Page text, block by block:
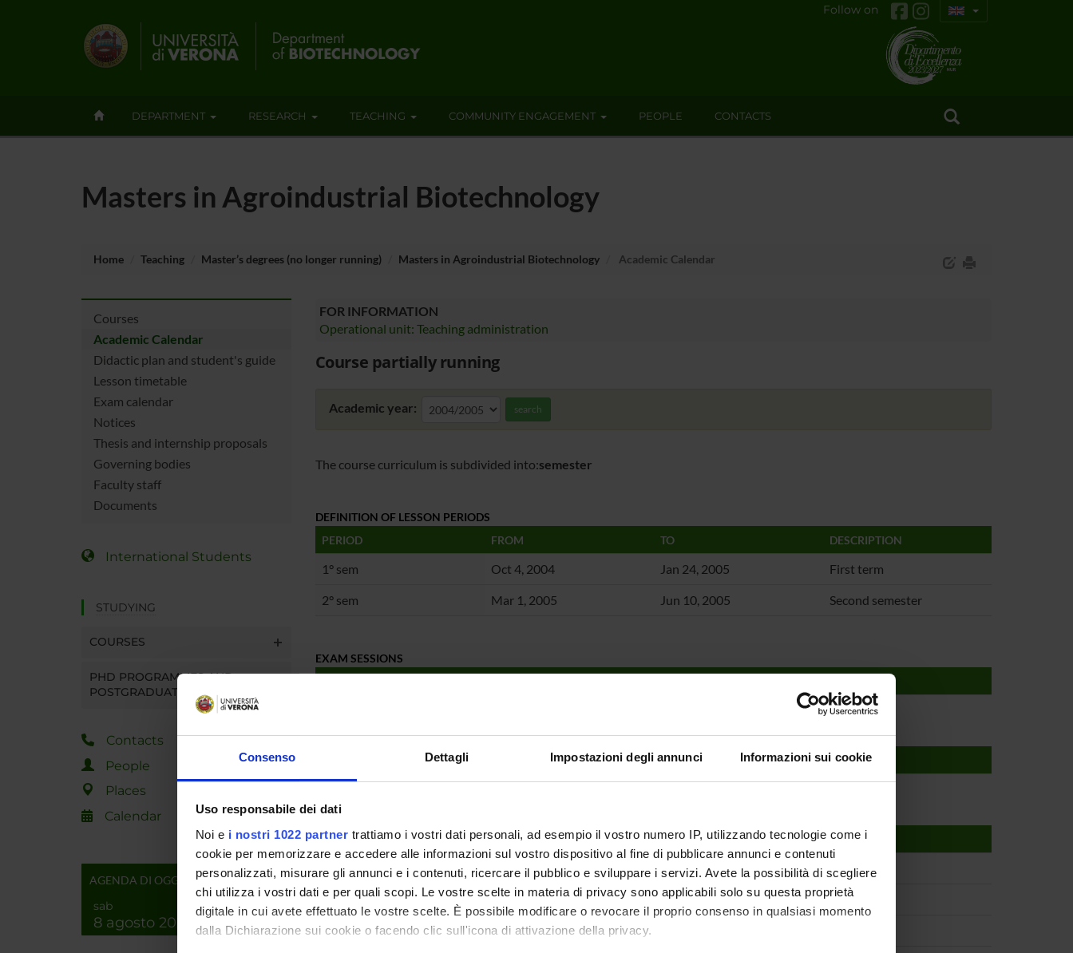
Consenso Dettagli Impostazioni degli annunci Informazioni sui cookie
Uso responsabile dei dati
Noi e i nostri 1022 partner trattiamo i vostri dati personali, ad esempio il vostro numero IP, utilizzando tecnologie come i
cookie per memorizzare e accedere alle informazioni sul vostro dispositivo al fine di pubblicare annunci e contenuti
personalizzati, misurare gli annunci e i contenuti, ricercare il pubblico e sviluppare i servizi. Avete la possibilità di scegliere
chi utilizza i vostri dati e per quali scopi. Le vostre scelte in materia di privacy sono applicabili solo su questa proprietà
digitale in cui avete effettuato le vostre scelte. È possibile modificare o revocare il proprio consenso in qualsiasi momento
dalla Dichiarazione sui cookie o facendo clic sull'icona di attivazione della privacy.
Follow on
DEPARTMENT RESEARCH TEACHING COMMUNITY ENGAGEMENT PEOPLE CONTACTS
Masters in Agroindustrial Biotechnology
Home Teaching Master’s degrees (no longer running) Masters in Agroindustrial Biotechnology Academic Calendar
Courses
Academic Calendar
Didactic plan and student's guide
Lesson timetable
Exam calendar
Notices
Thesis and internship proposals
Governing bodies
Faculty staff
Documents
International Students
STUDYING
COURSES
PHD PROGRAMMES AND
POSTGRADUATE TRAINING
Contacts
People
Places
Calendar
AGENDA DI OGGI
sab
8 agosto 2026
FOR INFORMATION
Operational unit: Teaching administration
Course partially running
Academic year: search
The course curriculum is subdivided into:semester
DEFINITION OF LESSON PERIODS
PERIOD
FROM TO DESCRIPTION
1° sem Oct 4, 2004 Jan 24, 2005 First term
2° sem Mar 1, 2005 Jun 10, 2005 Second semester
EXAM SESSIONS
DEGREE SESSIONS
FROM TO
HOLIDAYS
FROM
TO
All Saints Day Nov 1, 2004 Nov 1, 2004
Immaculate Conception Day Dec 8, 2004 Dec 8, 2004
Christmas holidays